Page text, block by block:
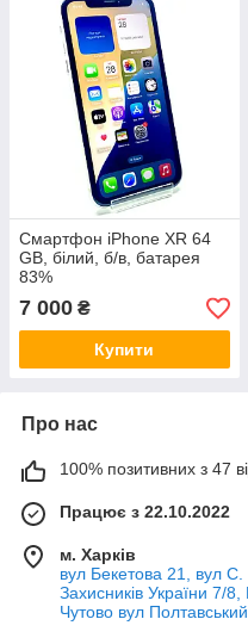
Смартфон iPhone XR 64
GB, білий, б/в, батарея
83%
7 000 ₴
Купити
Про нас
100% позитивних з 47
Працює з 22.10.2022
м. Харків
вул Бекетова 21, вул
Захисників України 7/
Чутово вул